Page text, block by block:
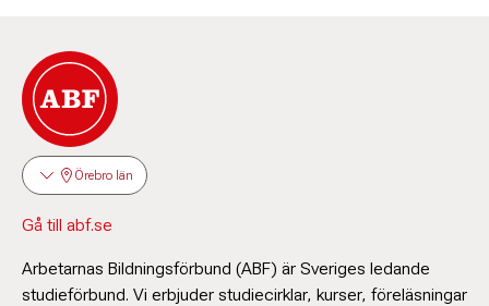
Örebro län
Gå till abf.se
Arbetarnas Bildningsförbund (ABF) är Sveriges ledande
studieförbund. Vi erbjuder studiecirklar, kurser, föreläsningar